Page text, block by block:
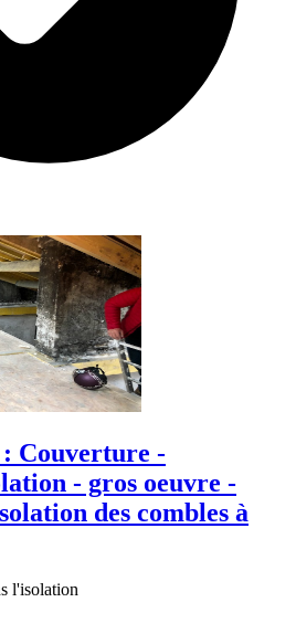
Couverture -
- gros oeuvre -
des combles à
l'isolation